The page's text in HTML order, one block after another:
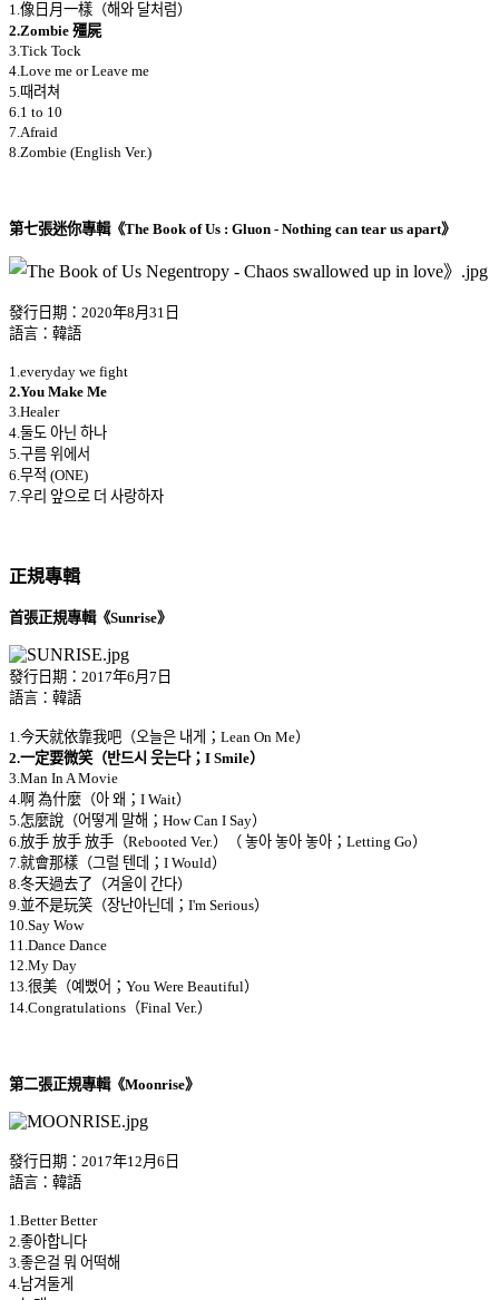
1.像日月一樣（해와 달처럼）
2.Zombie 殭屍
3.Tick Tock
4.Love me or Leave me
5.때려쳐
6.1 to 10
7.Afraid
8.Zombie (English Ver.)
第七張迷你專輯《The Book of Us : Gluon - Nothing can tear us apart》
發行日期：2020年8月31日
語言：韓語
1.everyday we fight
2.You Make Me
3.Healer
4.둘도 아닌 하나
5.구름 위에서
6.무적 (ONE)
7.우리 앞으로 더 사랑하자
正規專輯
首張正規專輯《Sunrise》
發行日期：2017年6月7日
語言：韓語
1.今天就依靠我吧（오늘은 내게；Lean On Me）
2.一定要微笑（반드시 웃는다；I Smile）
3.Man In A Movie
4.啊 為什麼（아 왜；I Wait）
5.怎麼說（어떻게 말해；How Can I Say）
6.放手 放手 放手（Rebooted Ver.）（ 놓아 놓아 놓아；Letting Go）
7.就會那樣（그럴 텐데；I Would）
8.冬天過去了（겨울이 간다）
9.並不是玩笑（장난아닌데；I'm Serious）
10.Say Wow
11.Dance Dance
12.My Day
13.很美（예뻤어；You Were Beautiful）
14.Congratulations（Final Ver.）
第二張正規專輯《Moonrise》
發行日期：2017年12月6日
語言：韓語
1.Better Better
2.좋아합니다
3.좋은걸 뭐 어떡해
4.남겨둘게